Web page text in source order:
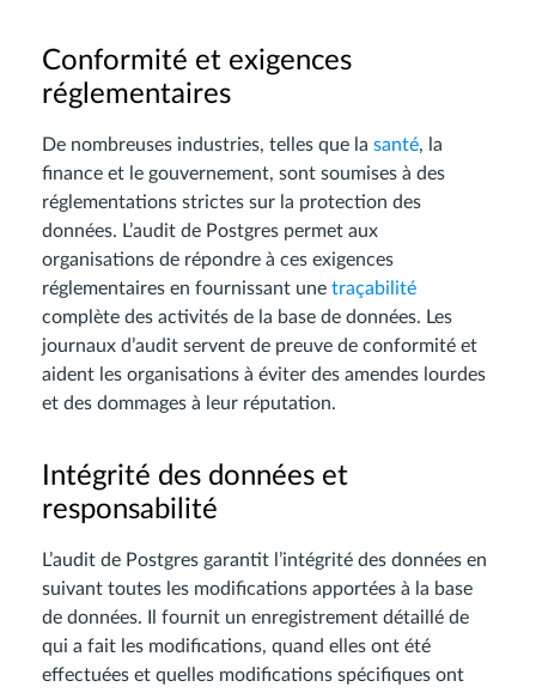
Conformité et exigences
réglementaires
De nombreuses industries, telles que la santé, la
finance et le gouvernement, sont soumises à des
réglementations strictes sur la protection des
données. L’audit de Postgres permet aux
organisations de répondre à ces exigences
réglementaires en fournissant une traçabilité
complète des activités de la base de données. Les
journaux d’audit servent de preuve de conformité et
aident les organisations à éviter des amendes lourdes
et des dommages à leur réputation.
Intégrité des données et
responsabilité
L’audit de Postgres garantit l’intégrité des données en
suivant toutes les modifications apportées à la base
de données. Il fournit un enregistrement détaillé de
qui a fait les modifications, quand elles ont été
effectuées et quelles modifications spécifiques ont